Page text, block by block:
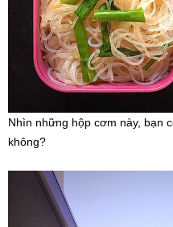
Nhìn những hộp cơm này, bạn
không?